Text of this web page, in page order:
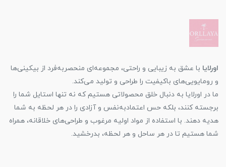
اورلایا با عشق به زیبایی و راحتی، مجموعه‌ای منحصربه‌فرد از بیکینی‌ها
و رومایویی‌های باکیفیت را طراحی و تولید می‌کند.
ما در اورلایا به دنبال خلق محصولاتی هستیم که نه تنها استایل شما را
برجسته کنند، بلکه حس اعتمادبه‌نفس و آزادی را در هر لحظه به شما
هدیه دهند. با استفاده از مواد اولیه مرغوب و طراحی‌های خلاقانه، همراه
شما هستیم تا در هر ساحل و هر لحظه، بدرخشید.